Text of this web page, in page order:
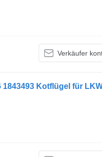
Verkäufer
1843493 Kotflügel für